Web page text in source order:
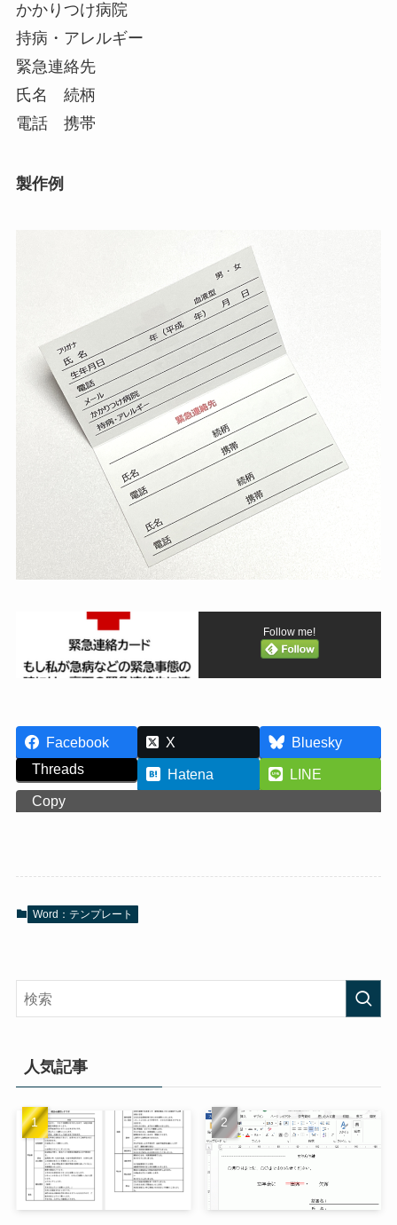
かかりつけ病院
持病・アレルギー
緊急連絡先
氏名 続柄
電話 携帯
製作例
Follow me!
Facebook X
Bluesky
Threads
Hatena
LINE
Copy
Word：テンプレート
人気記事